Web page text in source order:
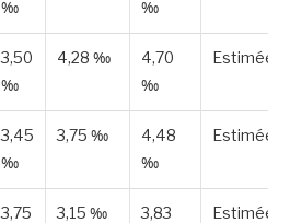
‰
‰
3,50
‰
4,28 ‰
4,70
‰
Estimée
3,45
‰
3,75 ‰
4,48
‰
Estimée
3,75
3,15 ‰
3,83
Estimée